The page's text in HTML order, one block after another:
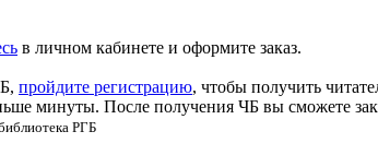
в личном кабинете и оформите заказ.
пройдите регистрацию, чтобы получить
минуты. После получения ЧБ вы сможете
РГБ